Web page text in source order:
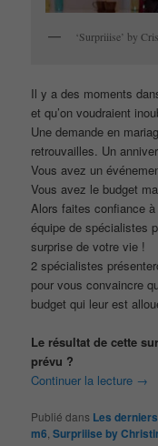
‘Surpriiise’ by
Il y a des moments
et qu’on voudraient
Une demande en
retrouvailles. Un
Vous avez un
Vous avez le budget
Alors faites confiance
équipe de spécialistes
surprise de votre vie !
2 spécialistes
pour vous convaincre
budget qui leur est
Le résultat de cette
prévu ?
Continuer la lecture →
Publié dans Les
m6 ,Surpriiise by